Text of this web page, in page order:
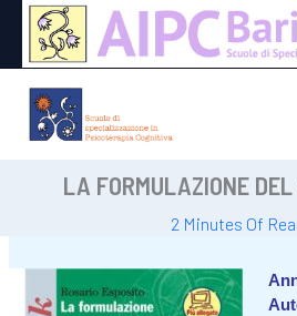
contenuto
LA FORMULAZIONE
2 Minutes Of